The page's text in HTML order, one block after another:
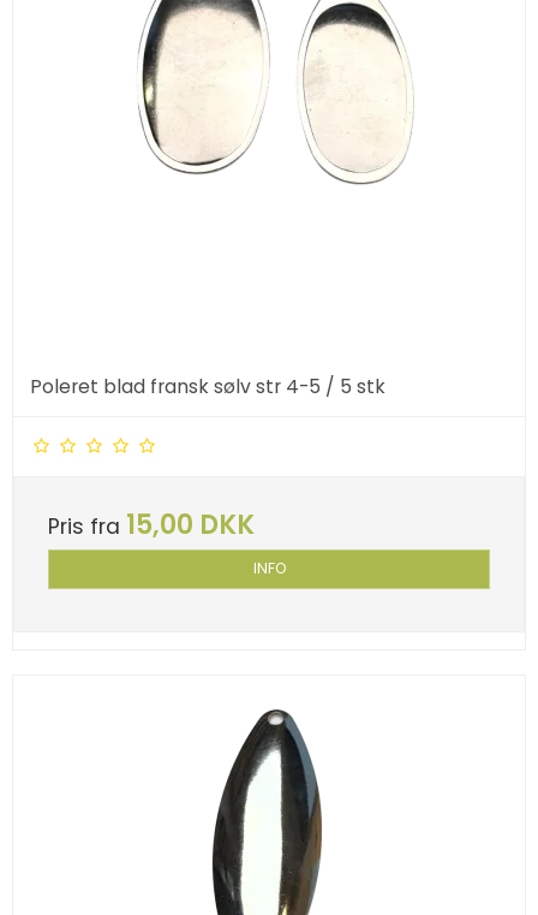
Poleret blad fransk sølv str 4-5 / 5 stk
Pris fra 15,00 DKK
INFO